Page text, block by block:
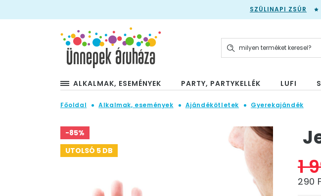
SZÜLINAPI ZSÚR
ALKALMAK, ESEMÉNYEK PARTY, PARTYKELLÉK LUFI
Főoldal Alkalmak, események Ajándékötletek Gyerekajándék
-85%
UTOLSÓ 5 DB
1
290